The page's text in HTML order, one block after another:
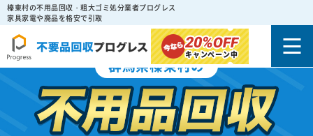
榛東村の不用品回収・粗大ゴミ処分業者プログレス
家具家電や廃品を格安で引取
20%OFF
キャンペーン中
群馬県榛東村の